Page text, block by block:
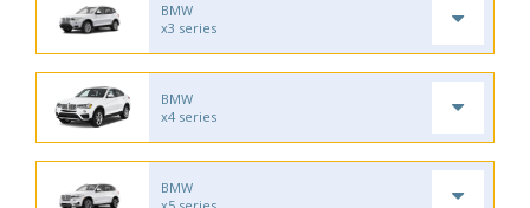
BMW
x3 series
BMW
x4 series
BMW